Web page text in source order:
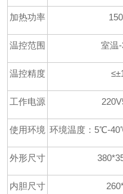
加热功率
温控范围 室温
温控精度
工作电源
使用环境 环境温度：5℃-
外形尺寸
内胆尺寸